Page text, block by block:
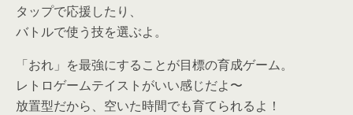
タップで応援したり、
バトルで使う技を選ぶよ。
「おれ」を最強にすることが目標の育成ゲーム。
レトロゲームテイストがいい感じだよ〜
放置型だから、空いた時間でも育てられるよ！